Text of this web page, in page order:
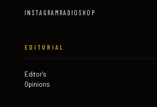
INSTAGRAM RADIO SHOP
EDITORIAL
Editor's
Opinions